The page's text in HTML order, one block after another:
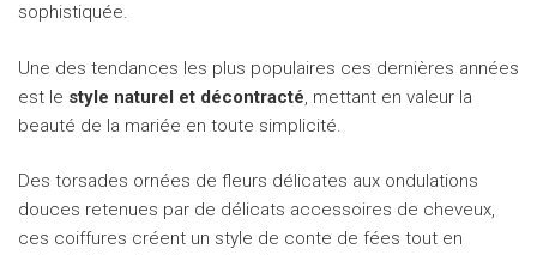
sophistiquée.
Une des tendances les plus populaires ces dernières années
est le style naturel et décontracté , mettant en valeur la
beauté de la mariée en toute simplicité.
Des torsades ornées de fleurs délicates aux ondulations
douces retenues par de délicats accessoires de cheveux,
ces coiffures créent un style de conte de fées tout en